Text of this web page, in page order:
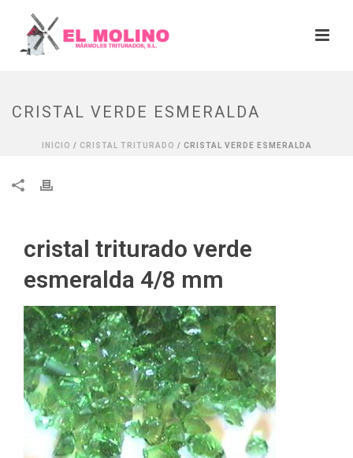
CRISTAL VERDE ESMERALDA
INICIO / CRISTAL TRITURADO / CRISTAL VERDE ESMERALDA
cristal triturado verde
esmeralda 4/8 mm